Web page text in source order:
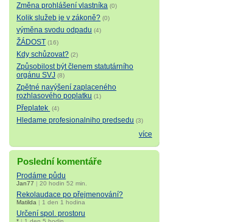
Změna prohlášení vlastníka (0)
Kolik služeb je v zákoně? (0)
výměna svodu odpadu (4)
ŽÁDOST (16)
Kdy schůzovat? (2)
Způsobilost být členem statutárního
orgánu SVJ (8)
Zpětné navýšení zaplaceného
rozhlasového poplatku (1)
Přeplatek (4)
Hledame profesionalniho predsedu (3)
více
Poslední komentáře
Prodáme půdu
Jan77 |20 hodin 52 min.
Rekolaudace po přejmenování?
Matilda | 1 den 1 hodina
Určení spol. prostoru